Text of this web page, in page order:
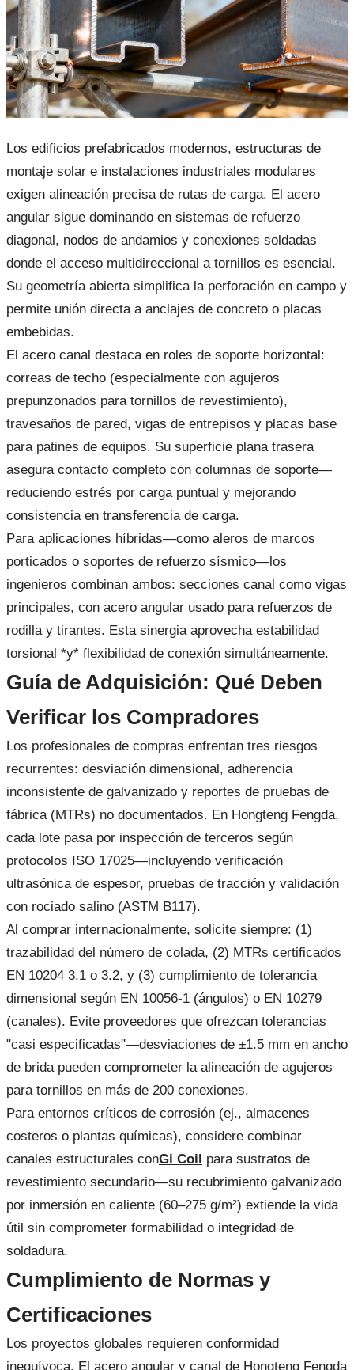
Los edificios prefabricados modernos, estructuras de
montaje solar e instalaciones industriales modulares
exigen alineación precisa de rutas de carga. El acero
angular sigue dominando en sistemas de refuerzo
diagonal, nodos de andamios y conexiones soldadas
donde el acceso multidireccional a tornillos es esencial.
Su geometría abierta simplifica la perforación en campo y
permite unión directa a anclajes de concreto o placas
embebidas.
El acero canal destaca en roles de soporte horizontal:
correas de techo (especialmente con agujeros
prepunzonados para tornillos de revestimiento),
travesaños de pared, vigas de entrepisos y placas base
para patines de equipos. Su superficie plana trasera
asegura contacto completo con columnas de soporte—
reduciendo estrés por carga puntual y mejorando
consistencia en transferencia de carga.
Para aplicaciones híbridas—como aleros de marcos
porticados o soportes de refuerzo sísmico—los
ingenieros combinan ambos: secciones canal como vigas
principales, con acero angular usado para refuerzos de
rodilla y tirantes. Esta sinergia aprovecha estabilidad
torsional *y* flexibilidad de conexión simultáneamente.
Guía de Adquisición: Qué Deben
Verificar los Compradores
Los profesionales de compras enfrentan tres riesgos
recurrentes: desviación dimensional, adherencia
inconsistente de galvanizado y reportes de pruebas de
fábrica (MTRs) no documentados. En Hongteng Fengda,
cada lote pasa por inspección de terceros según
protocolos ISO 17025—incluyendo verificación
ultrasónica de espesor, pruebas de tracción y validación
con rociado salino (ASTM B117).
Al comprar internacionalmente, solicite siempre: (1)
trazabilidad del número de colada, (2) MTRs certificados
EN 10204 3.1 o 3.2, y (3) cumplimiento de tolerancia
dimensional según EN 10056-1 (ángulos) o EN 10279
(canales). Evite proveedores que ofrezcan tolerancias
"casi especificadas"—desviaciones de ±1.5 mm en ancho
de brida pueden comprometer la alineación de agujeros
para tornillos en más de 200 conexiones.
Para entornos críticos de corrosión (ej., almacenes
costeros o plantas químicas), considere combinar
canales estructurales conGi Coil para sustratos de
revestimiento secundario—su recubrimiento galvanizado
por inmersión en caliente (60–275 g/m²) extiende la vida
útil sin comprometer formabilidad o integridad de
soldadura.
Cumplimiento de Normas y
Certificaciones
Los proyectos globales requieren conformidad
inequívoca. El acero angular y canal de Hongteng Fengda